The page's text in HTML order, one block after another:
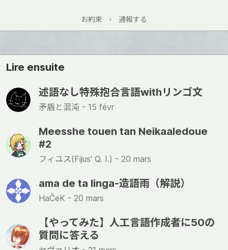
お約束 • 通報する
Lire ensuite
述語なし特殊抱合言語withリンゴ文
矛盾と混沌 - 15 févr
Meesshe touen tan Neikaaledoue
#2
フィユス(Fijus' Q. I.) - 20 mars
ama de ta linga-造語雨（解説）
HaČeK - 20 mars
【やってみた】人工言語作成者に50の
質問に答える